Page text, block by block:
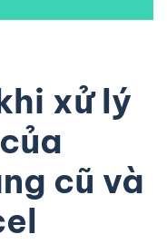
xử lý
cũ và